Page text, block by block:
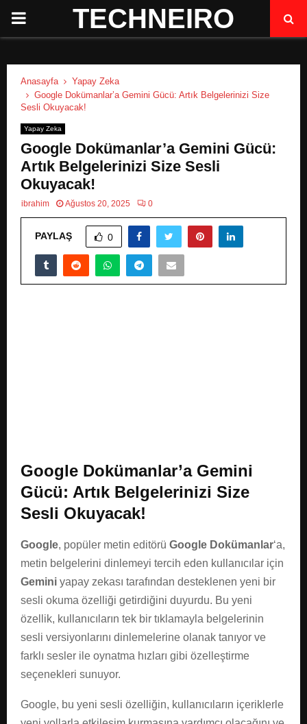
P
M
A
R
TECHNEIRO
Anasayfa
Yapay Zeka
Google Dokümanlar’a Gemini Gücü: Artık Belgelerinizi Size
Sesli Okuyacak!
Yapay Zeka
Google Dokümanlar’a Gemini Gücü:
Artık Belgelerinizi Size Sesli
Okuyacak!
ibrahim Ağustos 20, 2025 0
PAYLAŞ 0
Google Dokümanlar’a Gemini
Gücü: Artık Belgelerinizi Size
Sesli Okuyacak!
Google, popüler metin editörü Google Dokümanlar‘a,
metin belgelerini dinlemeyi tercih eden kullanıcılar için
Gemini yapay zekası tarafından desteklenen yeni bir
sesli okuma özelliği getirdiğini duyurdu. Bu yeni
özellik, kullanıcıların tek bir tıklamayla belgelerinin
sesli versiyonlarını dinlemelerine olanak tanıyor ve
farklı sesler ile oynatma hızları gibi özelleştirme
seçenekleri sunuyor.
Google, bu yeni sesli özelliğin, kullanıcıların içeriklerle